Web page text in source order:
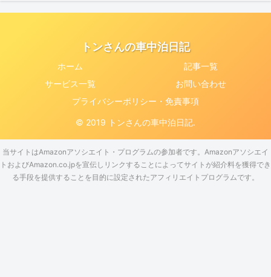
トンさんの車中泊日記
ホーム
記事一覧
サービス一覧
お問い合わせ
プライバシーポリシー・免責事項
© 2019 トンさんの車中泊日記.
当サイトはAmazonアソシエイト・プログラムの参加者です。Amazonアソシエイ
トおよびAmazon.co.jpを宣伝しリンクすることによってサイトが紹介料を獲得でき
る手段を提供することを目的に設定されたアフィリエイトプログラムです。